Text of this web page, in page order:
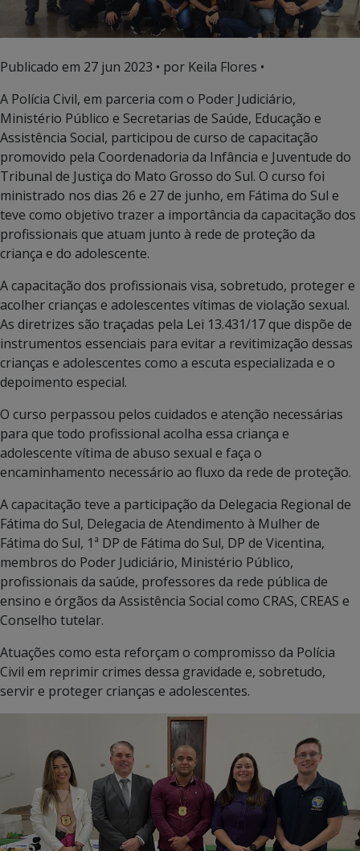
Publicado em 27 jun 2023 • por Keila Flores •
A Polícia Civil, em parceria com o Poder Judiciário,
Ministério Público e Secretarias de Saúde, Educação e
Assistência Social, participou de curso de capacitação
promovido pela Coordenadoria da Infância e Juventude do
Tribunal de Justiça do Mato Grosso do Sul. O curso foi
ministrado nos dias 26 e 27 de junho, em Fátima do Sul e
teve como objetivo trazer a importância da capacitação dos
profissionais que atuam junto à rede de proteção da
criança e do adolescente.
A capacitação dos profissionais visa, sobretudo, proteger e
acolher crianças e adolescentes vítimas de violação sexual.
As diretrizes são traçadas pela Lei 13.431/17 que dispõe de
instrumentos essenciais para evitar a revitimização dessas
crianças e adolescentes como a escuta especializada e o
depoimento especial.
O curso perpassou pelos cuidados e atenção necessárias
para que todo profissional acolha essa criança e
adolescente vítima de abuso sexual e faça o
encaminhamento necessário ao fluxo da rede de proteção.
A capacitação teve a participação da Delegacia Regional de
Fátima do Sul, Delegacia de Atendimento à Mulher de
Fátima do Sul, 1ª DP de Fátima do Sul, DP de Vicentina,
membros do Poder Judiciário, Ministério Público,
profissionais da saúde, professores da rede pública de
ensino e órgãos da Assistência Social como CRAS, CREAS e
Conselho tutelar.
Atuações como esta reforçam o compromisso da Polícia
Civil em reprimir crimes dessa gravidade e, sobretudo,
servir e proteger crianças e adolescentes.